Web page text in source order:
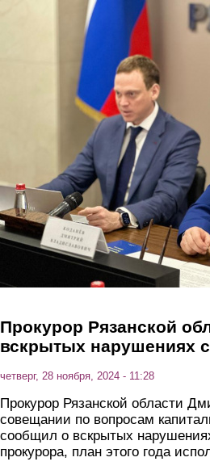
Перейти к основному содержанию
Прокурор Рязанской
вскрытых нарушениях
четверг, 28 ноября, 2024 - 11:28
Прокурор Рязанской области
совещании по вопросам
сообщил о вскрытых
прокурора, план этого года